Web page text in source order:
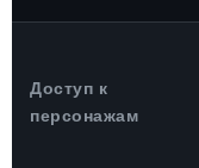
Доступ к
персонажам